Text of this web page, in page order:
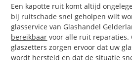
Een kapotte ruit komt altijd
bij ruitschade snel geholpen wilt
glasservice van Glashandel
bereikbaar voor alle ruit reparaties.
glaszetters zorgen ervoor dat uw
wordt hersteld en dat de situatie